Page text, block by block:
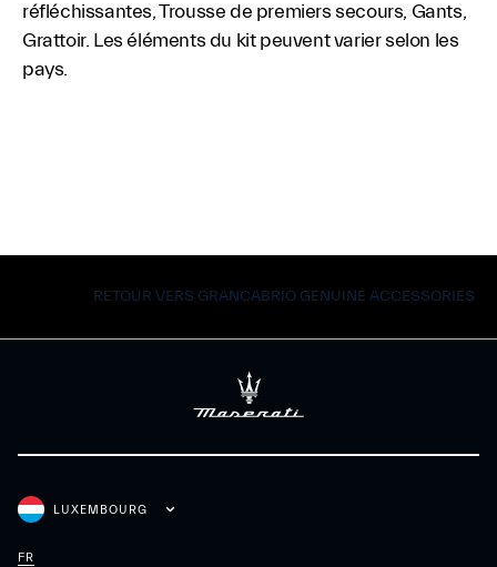
réfléchissantes, Trousse de premiers secours, Gants,
Grattoir. Les éléments du kit peuvent varier selon les
pays.
RETOUR VERS GRANCABRIO GENUINE ACCESSORIES
LUXEMBOURG
FR